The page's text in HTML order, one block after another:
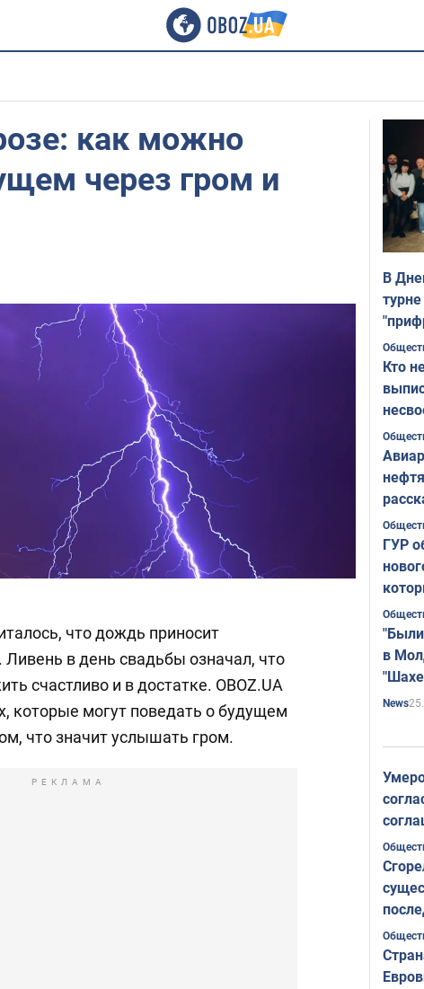
как можно
через гром и
что дождь приносит
Ливень в день свадьбы означал, что
счастливо и в достатке. OBOZ.UA
которые могут поведать о будущем
что значит услышать гром.
РЕКЛАМА
В
Кто
ГУР
в
News